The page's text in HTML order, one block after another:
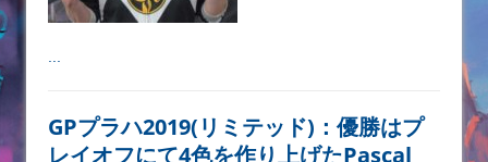
GPプラハ2019(リミテッド)：優勝はプ
レイオフにて4色を作り上げたPascal